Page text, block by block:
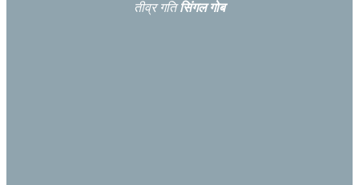
तीव्र गतिसिंगल गोब